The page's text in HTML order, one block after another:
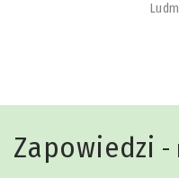
Zapowiedzi -